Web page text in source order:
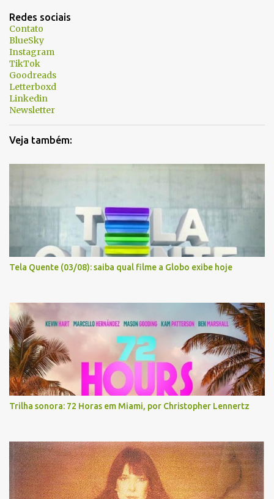
á
r
i
o
s
Redes sociais
Contato
BlueSky
Instagram
TikTok
Goodreads
Letterboxd
Linkedin
Newsletter
Veja também:
Tela Quente (03/08): saiba qual filme a Globo exibe hoje
Trilha sonora: 72 Horas em Miami, por Christopher Lennertz